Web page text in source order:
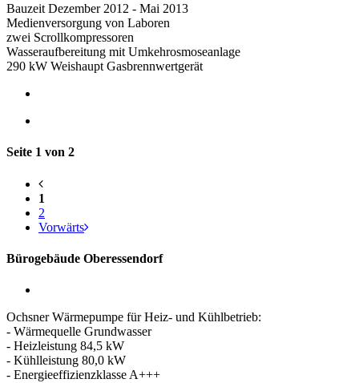
Bauzeit Dezember 2012 - Mai 2013
Medienversorgung von Laboren
zwei Scrollkompressoren
Wasseraufbereitung mit Umkehrosmoseanlage
290 kW Weishaupt Gasbrennwertgerät
Seite 1 von 2
1
2
Vorwärts
Bürogebäude Oberessendorf
Ochsner Wärmepumpe für Heiz- und Kühlbetrieb:
- Wärmequelle Grundwasser
- Heizleistung 84,5 kW
- Kühlleistung 80,0 kW
- Energieeffizienzklasse A+++